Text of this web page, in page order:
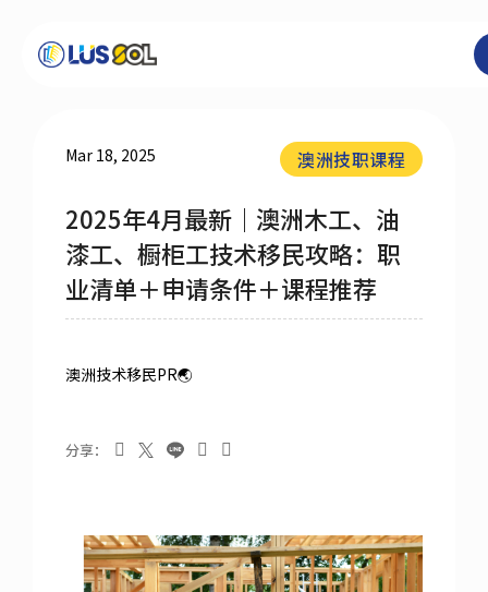
Mar 18, 2025 澳洲技职课程
2025年4月最新｜澳洲木工、油
漆工、橱柜工技术移民攻略：职
业清单＋申请条件＋课程推荐
澳洲技术移民PR🌏
分享：
最新消息
最新活动 & 成达会员
大学硕士
技职学校
语言学校